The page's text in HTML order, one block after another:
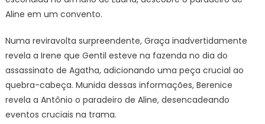
Aline em um convento.
Numa reviravolta surpreendente, Graça inadvertidamente
revela a Irene que Gentil esteve na fazenda no dia do
assassinato de Agatha, adicionando uma peça crucial ao
quebra-cabeça. Munida dessas informações, Berenice
revela a Antônio o paradeiro de Aline, desencadeando
eventos cruciais na trama.